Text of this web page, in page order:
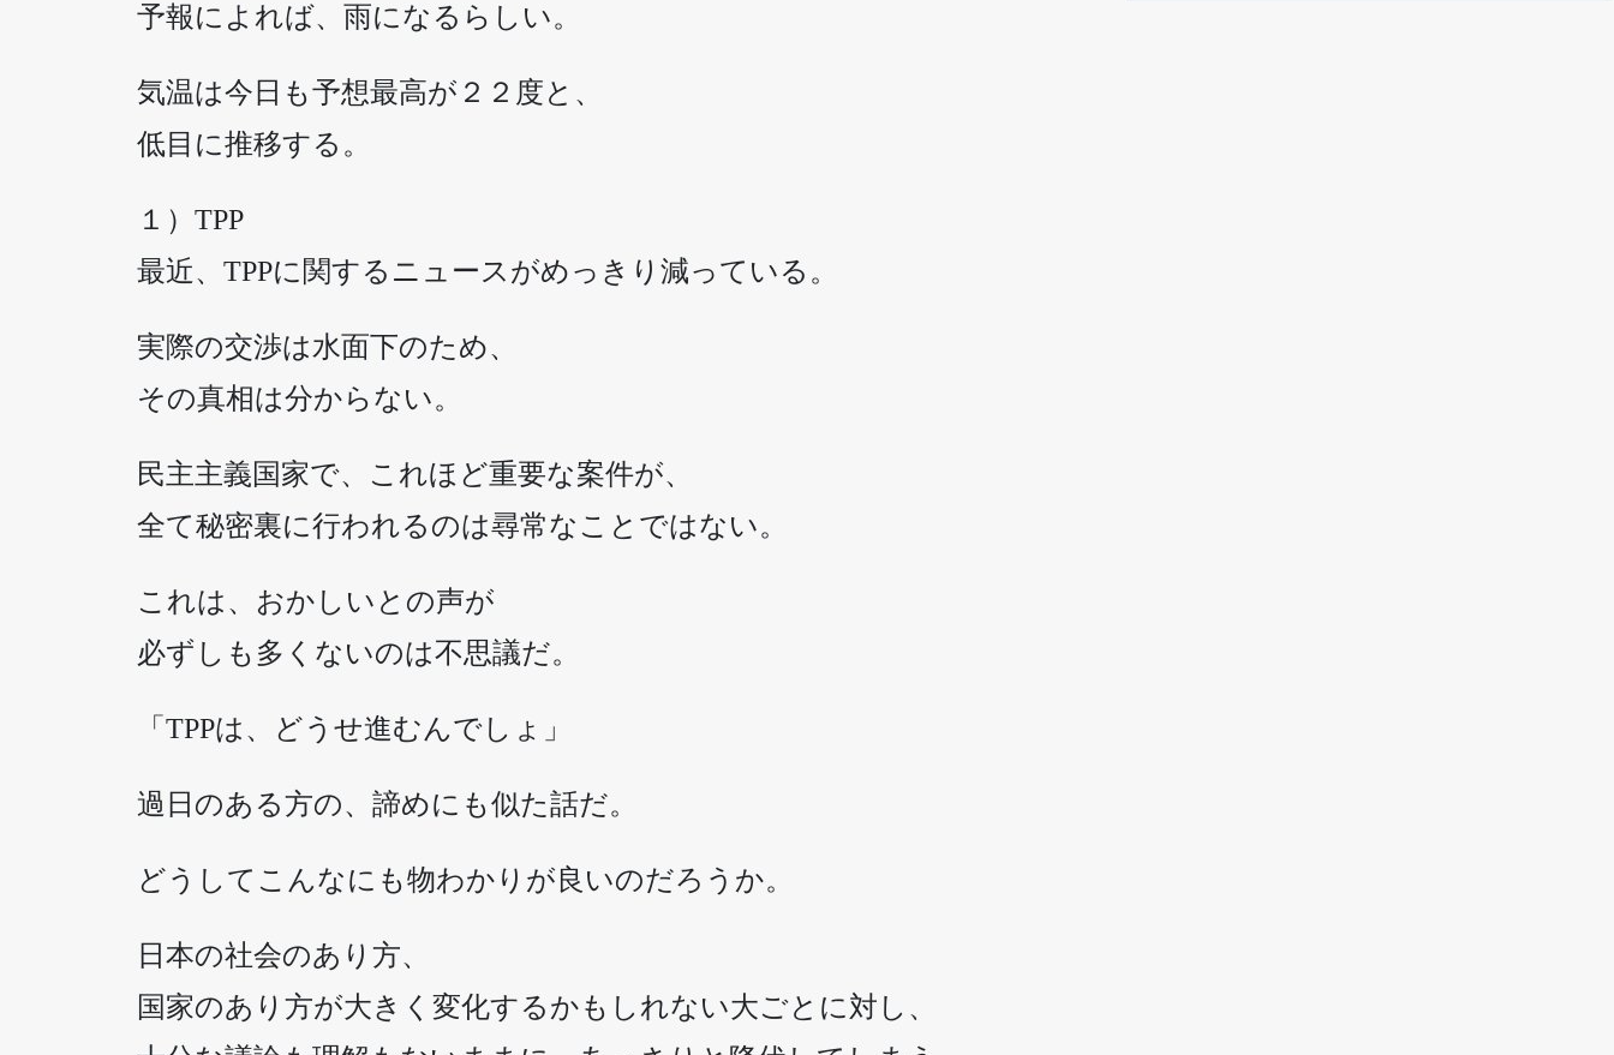
予報によれば、雨になるらしい。
気温は今日も予想最高が２２度と、
低目に推移する。
１）TPP
最近、TPPに関するニュースがめっきり減っている。
実際の交渉は水面下のため、
その真相は分からない。
民主主義国家で、これほど重要な案件が、
全て秘密裏に行われるのは尋常なことではない。
これは、おかしいとの声が
必ずしも多くないのは不思議だ。
「TPPは、どうせ進むんでしょ」
過日のある方の、諦めにも似た話だ。
どうしてこんなにも物わかりが良いのだろうか。
日本の社会のあり方、
国家のあり方が大きく変化するかもしれない大ごとに対し、